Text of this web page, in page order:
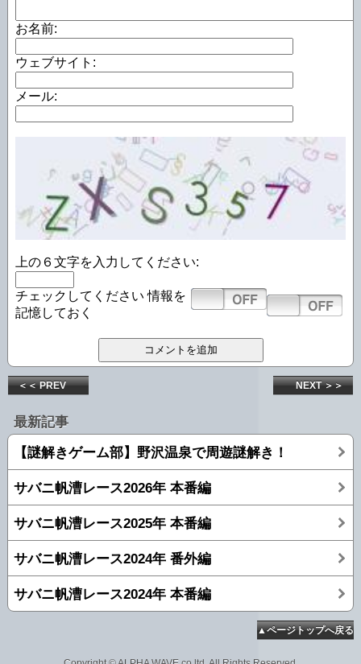
お名前:
ウェブサイト:
メール:
上の６文字を入力してください:
チェックしてください 情報を
記憶しておく
＜＜ PREV NEXT ＞＞
最新記事
【謎解きゲーム部】野沢温泉で周遊謎解き！
サバニ帆漕レース2026年 本番編
サバニ帆漕レース2025年 本番編
サバニ帆漕レース2024年 番外編
サバニ帆漕レース2024年 本番編
▲ページトップへ戻る